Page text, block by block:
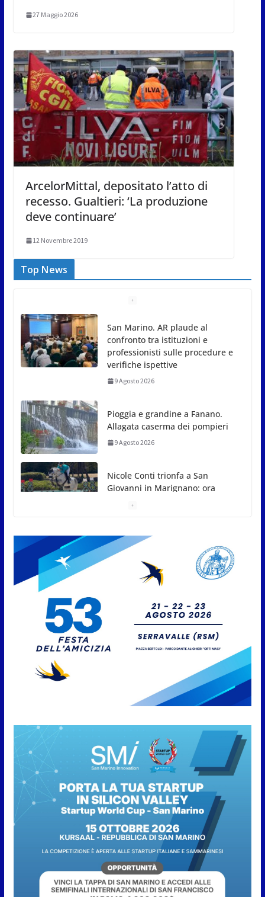
27 Maggio 2026
ArcelorMittal, depositato l’atto di
recesso. Gualtieri: ‘La produzione
deve continuare’
12 Novembre 2019
Top News
Pioggia e grandine a Fanano.
Allagata caserma dei pompieri
9 Agosto 2026
guarda ai Giochi del
Mediterraneo
9 Agosto 2026
Dennis Spircu fa doppietta a San Marino: suoi
singolare e doppio nel Junior ITF
Giro aereo d’Italia: a San Marino
è stata l’ultima tappa
9 Agosto 2026
confronto tra istituzioni e
professionisti sulle procedure e
verifiche ispettive
9 Agosto 2026